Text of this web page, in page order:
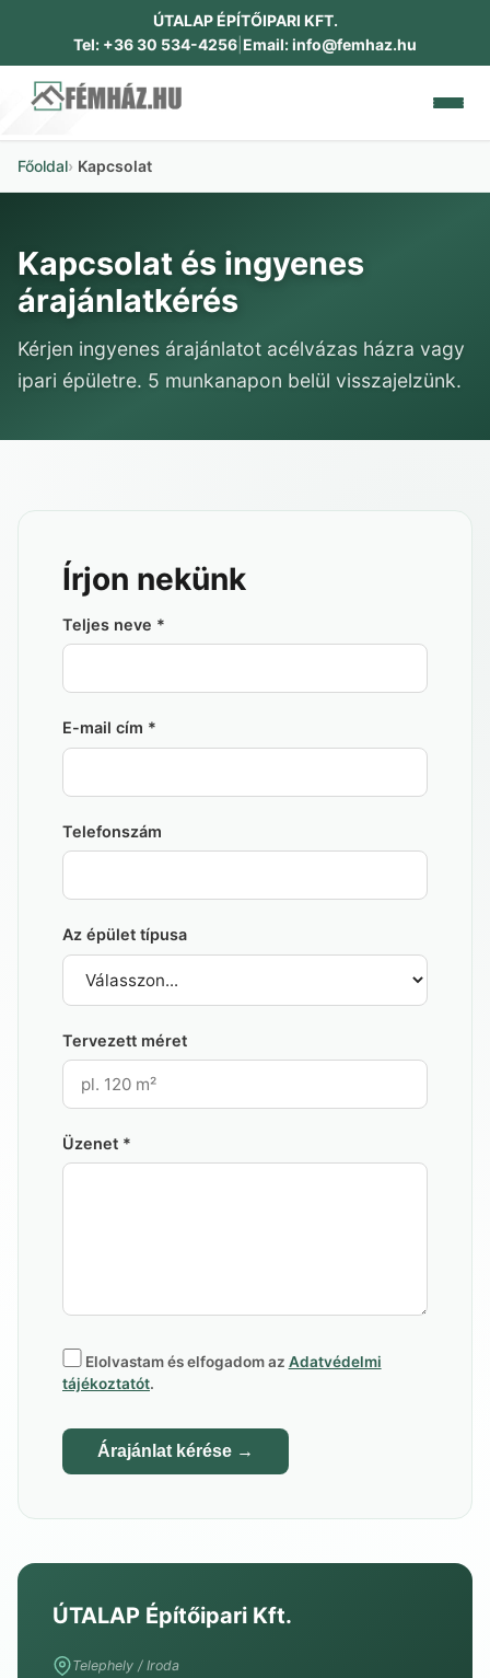
ÚTALAP ÉPÍTŐIPARI KFT.
Tel: +36 30 534-4256 Email: info@femhaz.hu
IPARI ÉPÜLETEK
DOKUMENTUMOK
Főoldal Kapcsolat
Kapcsolat és ingyenes
árajánlatkérés
Kérjen ingyenes árajánlatot acélvázas házra vagy
ipari épületre. 5 munkanapon belül visszajelzünk.
Írjon nekünk
Teljes neve *
E-mail cím *
Telefonszám
Az épület típusa
Tervezett méret
Üzenet *
Elolvastam és elfogadom az Adatvédelmi
tájékoztatót.
Árajánlat kérése →
ÚTALAP Építőipari Kft.
Telephely / Iroda